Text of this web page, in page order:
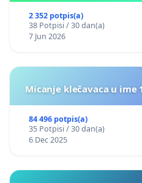
2 352 potpis(a)
38 Potpisi / 30 dan(a)
7 Jun 2026
Micanje klečavaca u ime
84 496 potpis(a)
35 Potpisi / 30 dan(a)
6 Dec 2025